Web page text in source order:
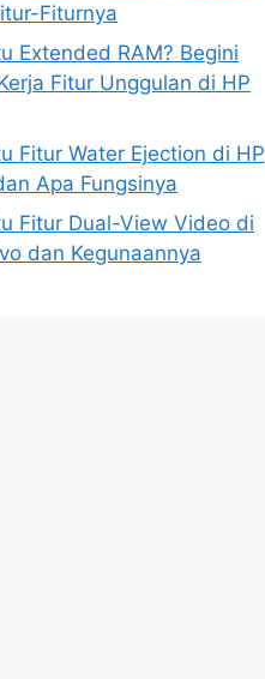
Fiturnya
Extended RAM? Begini
Fitur Unggulan di HP
Fitur Water Ejection di HP
Apa Fungsinya
Fitur Dual-View Video di
dan Kegunaannya